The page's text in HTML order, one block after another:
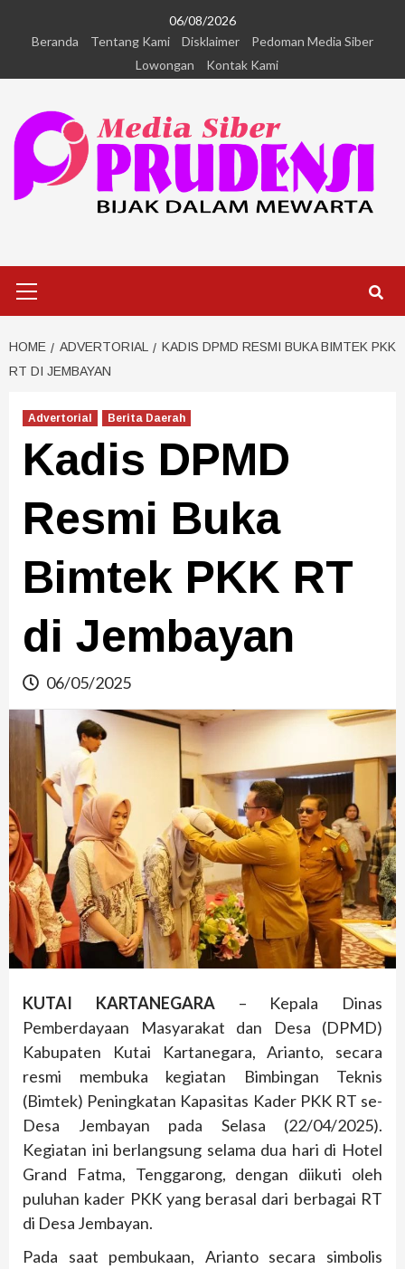
06/08/2026
Beranda
Tentang Kami Disklaimer
Pedoman Media Siber
Lowongan
Kontak Kami
HOME ADVERTORIAL
KADIS DPMD RESMI BUKA BIMTEK PKK
RT DI JEMBAYAN
Advertorial Berita Daerah
Kadis DPMD
Resmi Buka
Bimtek PKK RT
di Jembayan
06/05/2025
KUTAI KARTANEGARA– Kepala Dinas
Pemberdayaan Masyarakat dan Desa (DPMD)
Kabupaten Kutai Kartanegara, Arianto, secara
resmi membuka kegiatan Bimbingan Teknis
(Bimtek) Peningkatan Kapasitas Kader PKK RT se-
Desa Jembayan pada Selasa (22/04/2025).
Kegiatan ini berlangsung selama dua hari di Hotel
Grand Fatma, Tenggarong, dengan diikuti oleh
puluhan kader PKK yang berasal dari berbagai RT
di Desa Jembayan.
Pada saat pembukaan, Arianto secara simbolis